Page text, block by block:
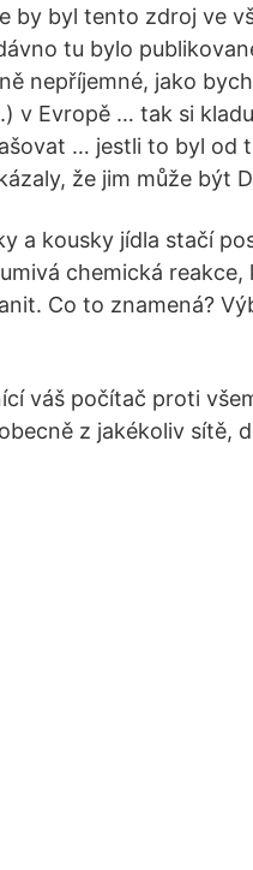
by byl tento zdroj ve
tu bylo
nepříjemné, jako
v Evropě … tak si
… jestli to byl od
že jim může být
a kousky jídla stačí
chemická
Co to znamená?
váš počítač proti
z jakékoliv sítě,